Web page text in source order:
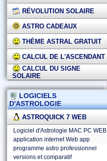
RÉVOLUTION SOLAIRE
ASTRO CADEAUX
THÈME ASTRAL GRATUIT
CALCUL DE L'ASCENDANT
CALCUL DU SIGNE
SOLAIRE
LOGICIELS
D'ASTROLOGIE
ASTROQUICK 7 WEB
Logiciel d'Astrologie MAC PC WEB
application internet Web app
programme astro professionnel
versions et comparatif